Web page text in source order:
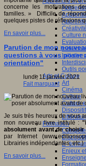
Créativité
Culture
Initiatives
Outils
Arts et Culture
Art
Cinéma
Culture
Culture
Formation
E-
Enjeux
concerne les motivations
familles. » Difficile de
quelques pistes de réflexions
En savoir plus...
Parution de mon
questions à vous poser
orientation"​
lundi, 11 janvier 2021
Fait marquant
Je suis très heureux de vous
mon nouveau livre intitulé :
absolument avant de
par Internet
Librairies indépendantes, etc.)
En savoir plus...